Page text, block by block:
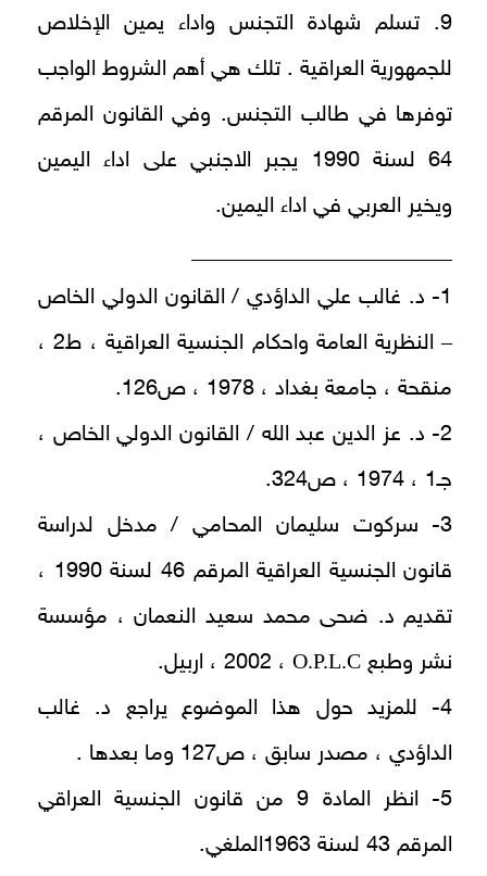
9. تسلم شهادة التجنس واداء يمين الإخلاص
للجمهورية العراقية . تلك هي أهم الشروط الواجب
توفرها في طالب التجنس. وفي القانون المرقم
64 لسنة 1990 يجبر الاجنبي على اداء اليمين
ويخير العربي في اداء اليمين.
1- د. غالب علي الداؤدي / القانون الدولي الخاص
–
النظرية العامة واحكام الجنسية العراقية ، ط2 ،
منقحة ، جامعة بغداد ، 1978 ، ص126.
2- د. عز الدين عبد الله / القانون الدولي الخاص ،
جـ1 ، 1974 ، ص324.
3- سركوت سليمان المحامي / مدخل لدراسة
قانون الجنسية العراقية المرقم 46 لسنة 1990 ،
تقديم د. ضحى محمد سعيد النعمان ، مؤسسة
نشر وطبع O.P.L.C، 2002 ، اربيل.
4- للمزيد حول هذا الموضوع يراجع د. غالب
الداؤدي ، مصدر سابق ، ص127 وما بعدها .
5- انظر المادة 9 من قانون الجنسية العراقي
المرقم 43 لسنة 1963الملغي.